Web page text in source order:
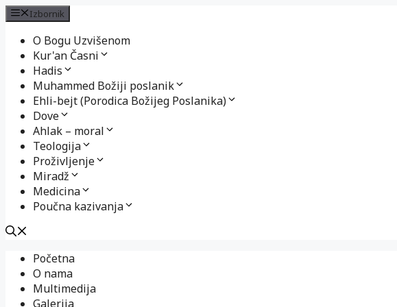
Izbornik
O Bogu Uzvišenom
Kur'an Časni
Hadis
Muhammed Božiji poslanik
Ehli-bejt (Porodica Božijeg Poslanika)
Dove
Ahlak – moral
Teologija
Proživljenje
Miradž
Medicina
Poučna kazivanja
sadržaj
Početna
O nama
Multimedija
Galerija